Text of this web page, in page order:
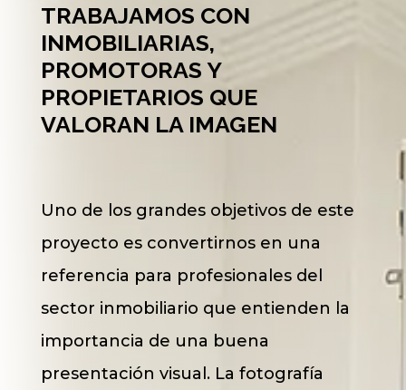
TRABAJAMOS CON
INMOBILIARIAS,
PROMOTORAS Y
PROPIETARIOS QUE
VALORAN LA IMAGEN
Uno de los grandes objetivos de este
proyecto es convertirnos en una
referencia para profesionales del
sector inmobiliario que entienden la
importancia de una buena
presentación visual. La fotografía